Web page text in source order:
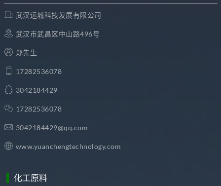
武汉远城科技发展有限公司
武汉市武昌区中山路496号
郑先生
17282536078
3042184429
17282536078
3042184429@qq.com
www.yuanchengtechnology.com
化工原料